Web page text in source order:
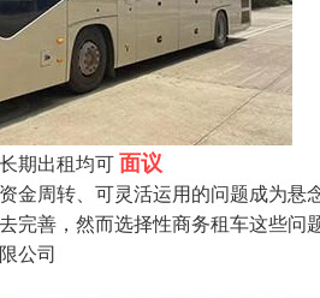
期出租均可面议
金周转、可灵活运用的问题成为
完善，然而选择性商务租车这些
公司